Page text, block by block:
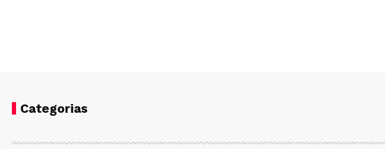
Categorias